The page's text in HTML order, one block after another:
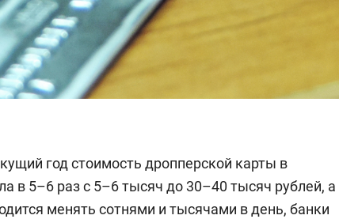
год стоимость дропперской карты в
в 5–6 раз с 5–6 тысяч до 30–40 тысяч рублей, а
менять сотнями и тысячами в день, банки